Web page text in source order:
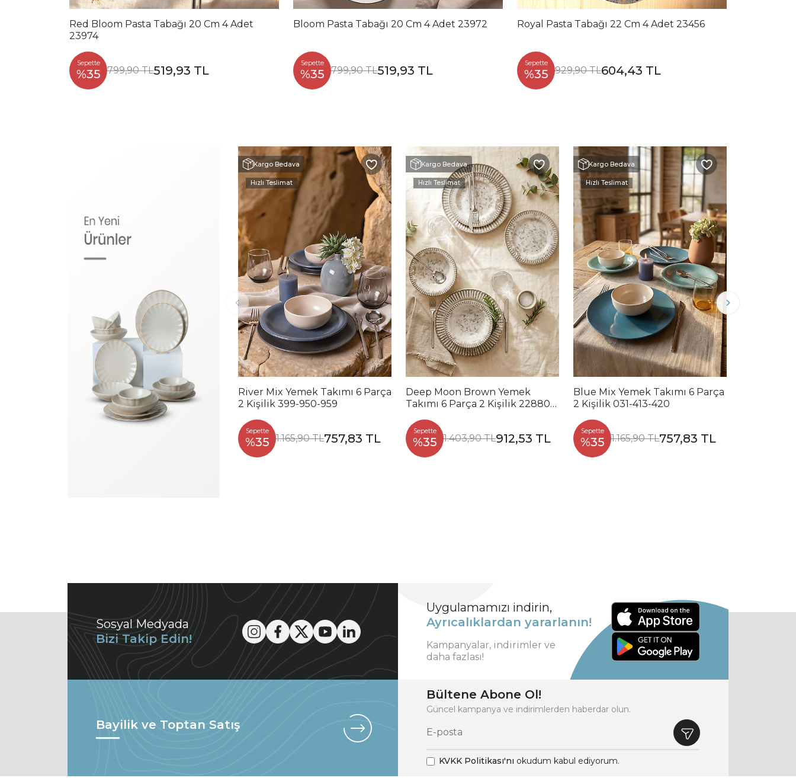
Red Bloom Pasta Tabağı 20 Cm 4 Adet
23974
Sepette
%35 799,90 TL519,93 TL
Bloom Pasta Tabağı 20 Cm 4 Adet 23972
Sepette
%35 799,90 TL519,93 TL
Royal Pasta Tabağı 22 Cm 4 Adet 23456
Sepette
%35 929,90 TL604,43 TL
Kargo Bedava
Hızlı Teslimat
River Mix Yemek Takımı 6 Parça
2 Kişilik 399-950-959
Sepette
%35 1.165,90 TL757,83 TL
Kargo Bedava
Hızlı Teslimat
Deep Moon Brown Yemek
Takımı 6 Parça 2 Kişilik 22880-
Sepette
%35 1.403,90 TL912,53 TL
Kargo Bedava
Hızlı Teslimat
Blue Mix Yemek Takımı 6 Parça
2 Kişilik 031-413-420
Sepette
%35 1.165,90 TL757,83 TL
Sosyal Medyada
Bizi Takip Edin!
Uygulamamızı indirin,
Ayrıcalıklardan yararlanın!
Kampanyalar, indirimler ve
daha fazlası!
Bayilik ve Toptan Satış
Bültene Abone Ol!
Güncel kampanya ve indirimlerden haberdar olun.
KVKK Politikası'nı okudum kabul ediyorum.